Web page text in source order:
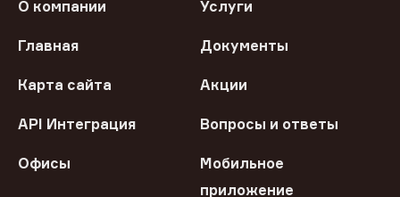
О компании Услуги
Главная Документы
Карта сайта Акции
API Интеграция Вопросы и ответы
Офисы
Мобильное
приложение